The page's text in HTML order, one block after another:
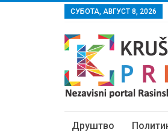
СУБОТА, АВГУСТ 8, 2026
Друштво